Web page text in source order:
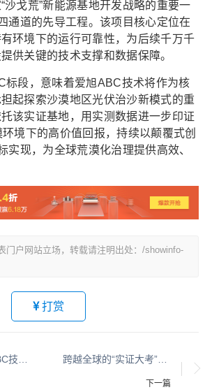
沙戈荒”新能源基地开发战略的重要一
通道的先导工程。该项目核心定位在
环境下的运行可靠性，为后续千万千
供关键的技术支撑和数据保障。
段，意味着爱旭ABC技术将作为核
起探索沙漠地区光伏治沙新模式的重
该实证基地，用实测数据进一步印证
境下的高价值回报，持续以颠覆式创
实现，为全球荒漠化治理提供高效、
门户网站立场，转载请注明出处：/showinfo-
打赏
跨越全球的“实证大考”，爱旭ABC为何更胜一筹？
下一篇